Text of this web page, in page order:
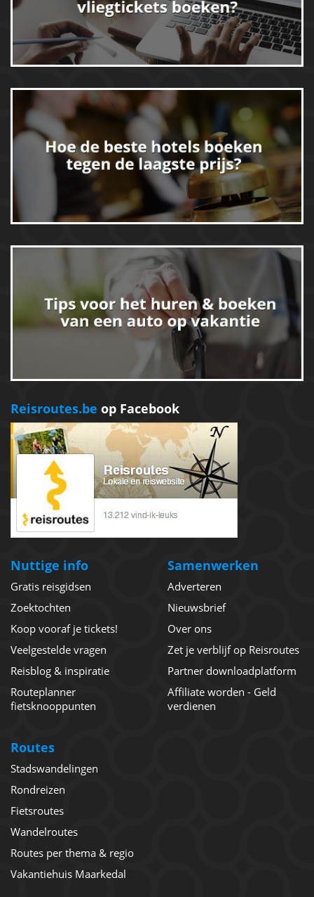
Reisroutes.be op Facebook
Nuttige info
Gratis reisgidsen
Zoektochten
Koop vooraf je tickets!
Veelgestelde vragen
Reisblog & inspiratie
Routeplanner
fietsknooppunten
Samenwerken
Adverteren
Nieuwsbrief
Over ons
Zet je verblijf op Reisroutes
Partner downloadplatform
Affiliate worden - Geld
verdienen
Routes
Stadswandelingen
Rondreizen
Fietsroutes
Wandelroutes
Routes per thema & regio
Vakantiehuis Maarkedal